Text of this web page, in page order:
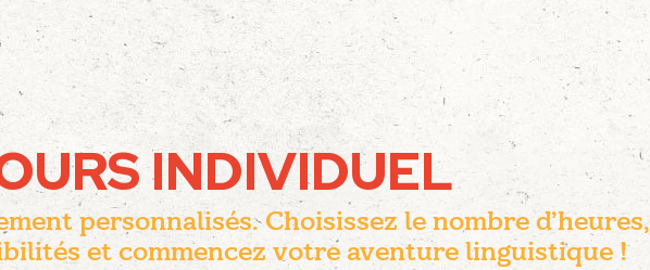
INDIVIDUEL
personnalisés. Choisissez le nombre d’heures,
et commencez votre aventure linguistique !